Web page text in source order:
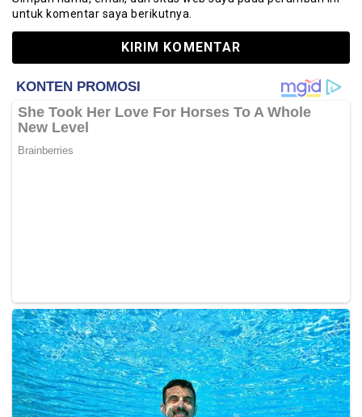
untuk komentar saya berikutnya.